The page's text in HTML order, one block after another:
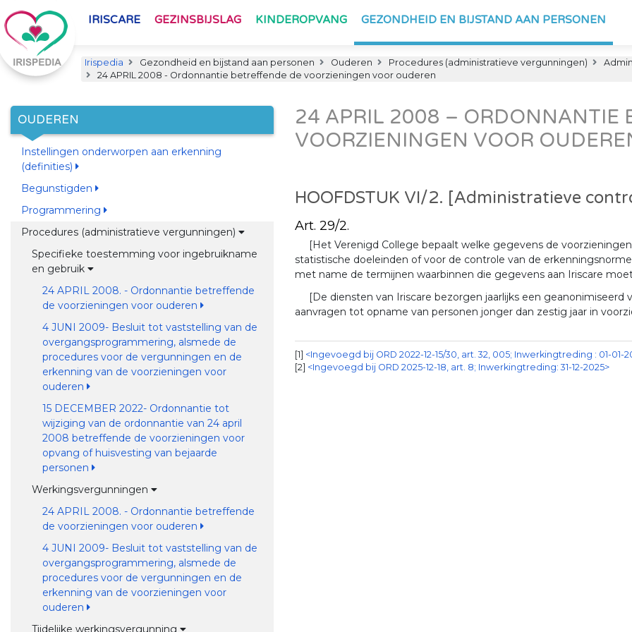
IRISCARE GEZINSBIJSLAG KINDEROPVANG GEZONDHEID EN BIJSTAND AAN PERSONEN
Irispedia Gezondheid en bijstand aan personen Ouderen Procedures (administratieve vergunningen)
24 APRIL 2008 - Ordonnantie betreffende de voorzieningen voor ouderen
OUDEREN
Instellingen onderworpen aan erkenning
(definities)
Begunstigden
Programmering
Procedures (administratieve vergunningen)
Specifieke toestemming voor ingebruikname
en gebruik
24 APRIL 2008. - Ordonnantie betreffende
de voorzieningen voor ouderen
4 JUNI 2009- Besluit tot vaststelling van de
overgangsprogrammering, alsmede de
procedures voor de vergunningen en de
erkenning van de voorzieningen voor
ouderen
15 DECEMBER 2022- Ordonnantie tot
wijziging van de ordonnantie van 24 april
2008 betreffende de voorzieningen voor
opvang of huisvesting van bejaarde
personen
Werkingsvergunningen
24 APRIL 2008. - Ordonnantie betreffende
de voorzieningen voor ouderen
4 JUNI 2009- Besluit tot vaststelling van de
overgangsprogrammering, alsmede de
procedures voor de vergunningen en de
erkenning van de voorzieningen voor
ouderen
Tijdelijke werkingsvergunning
24 APRIL 2008 – ORDONNANTIE
VOORZIENINGEN VOOR
HOOFDSTUK VI/2. [Administratieve
Art. 29/2.
[Het Verenigd College bepaalt welke gegevens de
statistische doeleinden of voor de controle van de
met name de termijnen waarbinnen die gegevens aan Iriscare
[De diensten van Iriscare bezorgen jaarlijks een
aanvragen tot opname van personen jonger dan zestig jaar in
1 <Ingevoegd bij ORD 2022-12-15/30, art. 32, 005; Inwerkingtreding : 01-01-
[2] <Ingevoegd bij ORD 2025-12-18, art. 8; Inwerkingtreding: 31-12-2025>